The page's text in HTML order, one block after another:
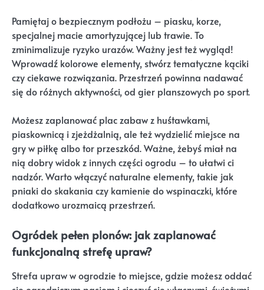
Pamiętaj o bezpiecznym podłożu – piasku, korze,
specjalnej macie amortyzującej lub trawie. To
zminimalizuje ryzyko urazów. Ważny jest też wygląd!
Wprowadź kolorowe elementy, stwórz tematyczne kąciki
czy ciekawe rozwiązania. Przestrzeń powinna nadawać
się do różnych aktywności, od gier planszowych po sport.
Możesz zaplanować plac zabaw z huśtawkami,
piaskownicą i zjeżdżalnią, ale też wydzielić miejsce na
gry w piłkę albo tor przeszkód. Ważne, żebyś miał na
nią dobry widok z innych części ogrodu – to ułatwi ci
nadzór. Warto włączyć naturalne elementy, takie jak
pniaki do skakania czy kamienie do wspinaczki, które
dodatkowo urozmaicą przestrzeń.
Ogródek pełen plonów: jak zaplanować
funkcjonalną strefę upraw?
Strefa upraw w ogrodzie to miejsce, gdzie możesz oddać